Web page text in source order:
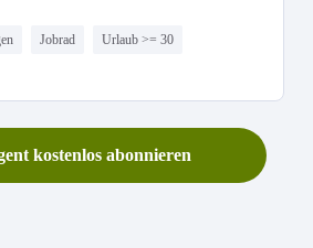
Jobrad Urlaub >= 30
kostenlos abonnieren